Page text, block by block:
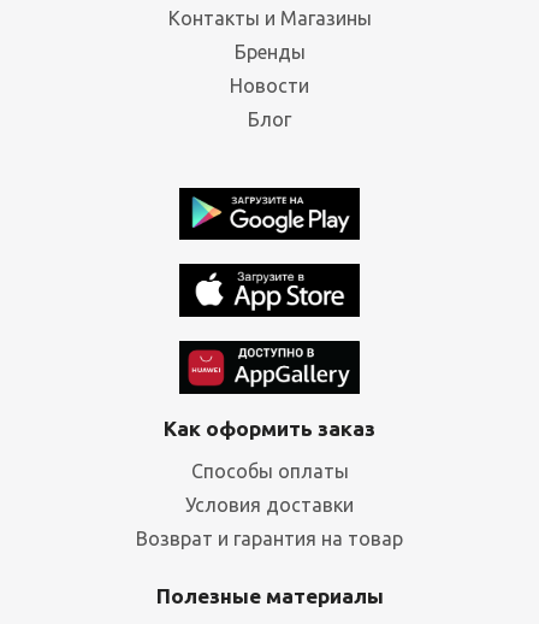
Контакты и Магазины
Бренды
Новости
Блог
Как оформить заказ
Способы оплаты
Условия доставки
Возврат и гарантия на товар
Полезные материалы